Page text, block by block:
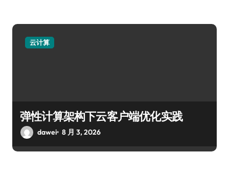
云计算
弹性计算架构下云客户端优化实践
dawei 8 月 3, 2026